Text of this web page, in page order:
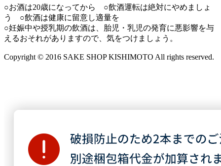
○お酒は20歳になってから ○飲酒運転は絶対にやめましょ
う ○飲酒は健康に留意し適量を
○妊娠中や授乳期の飲酒は、胎児・乳児の発育に悪影響を与
えるおそれがありますので、気をつけましょう。
Copyright © 2016 SAKE SHOP KISHIMOTO All rights reserved.